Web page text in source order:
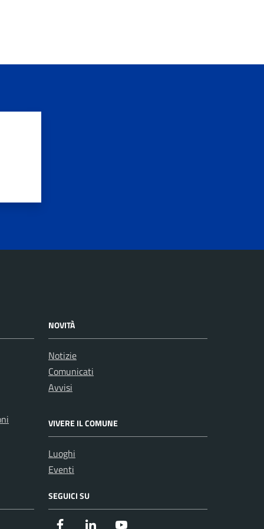
NOVITÀ
Notizie
Comunicati
Avvisi
VIVERE IL COMUNE
Luoghi
Eventi
SEGUICI SU
Facebook Instagram